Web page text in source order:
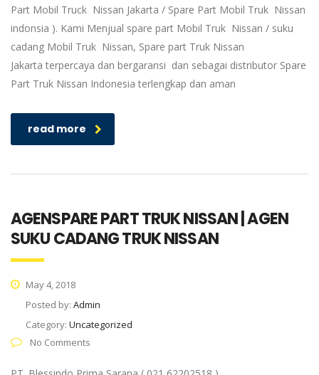
Part Mobil Truck Nissan Jakarta / Spare Part Mobil Truk Nissan
indonsia ). Kami Menjual spare part Mobil Truk Nissan / suku
cadang Mobil Truk Nissan, Spare part Truk Nissan
Jakarta terpercaya dan bergaransi dan sebagai distributor Spare
Part Truk Nissan Indonesia terlengkap dan aman
read more
AGENSPARE PART TRUK NISSAN | AGEN
SUKU CADANG TRUK NISSAN
May 4, 2018
Posted by: Admin
Category: Uncategorized
No Comments